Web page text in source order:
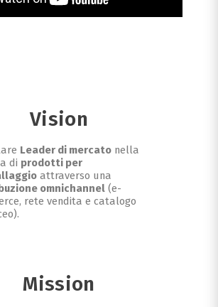
Vision
Leader di mercato nella
di prodotti per
omnichannel (e-
rete vendita e catalogo
Mission